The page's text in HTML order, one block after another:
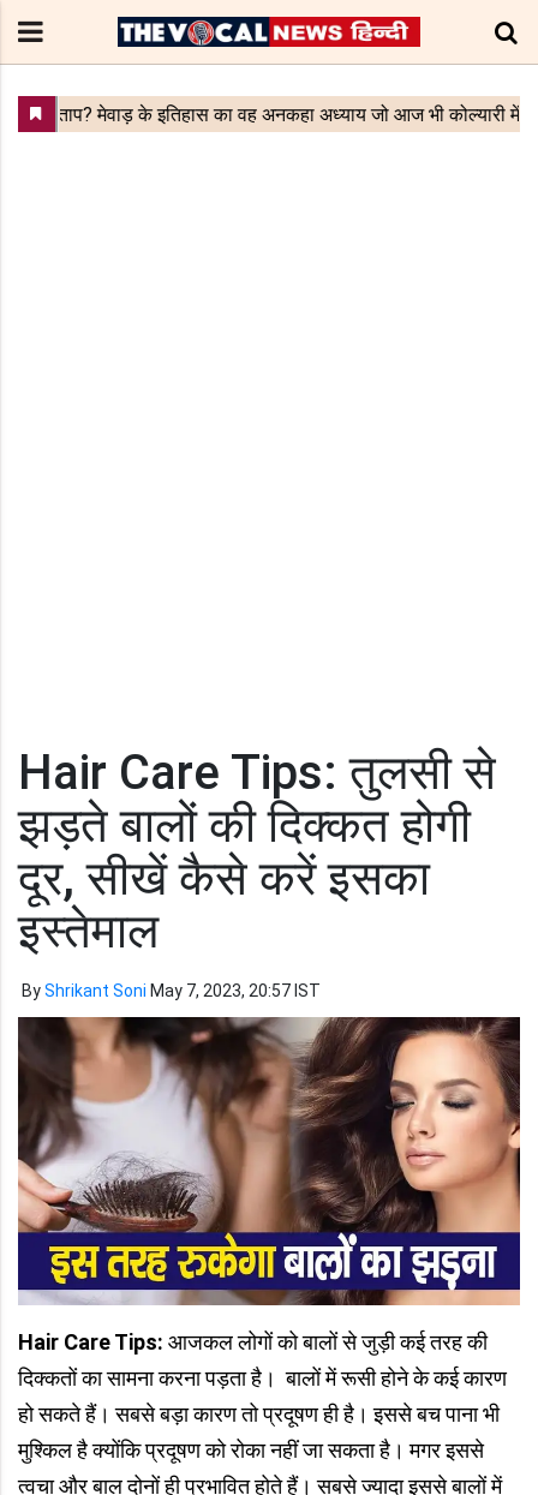
Hair Care Tips: तुलसी से
झड़ते बालों की दिक्कत होगी
दूर, सीखें कैसे करें इसका
इस्तेमाल
ByShrikant Soni May 7, 2023, 20:57 IST
Hair Care Tips: आजकल लोगों को बालों से जुड़ी कई तरह की
दिक्कतों का सामना करना पड़ता है। बालों में रूसी होने के कई कारण
हो सकते हैं। सबसे बड़ा कारण तो प्रदूषण ही है। इससे बच पाना भी
मुश्किल है क्‍योंकि प्रदूषण को रोका नहीं जा सकता है। मगर इससे
त्‍वचा और बाल दोनों ही प्रभावित होते हैं। सबसे ज्‍यादा इससे बालों में